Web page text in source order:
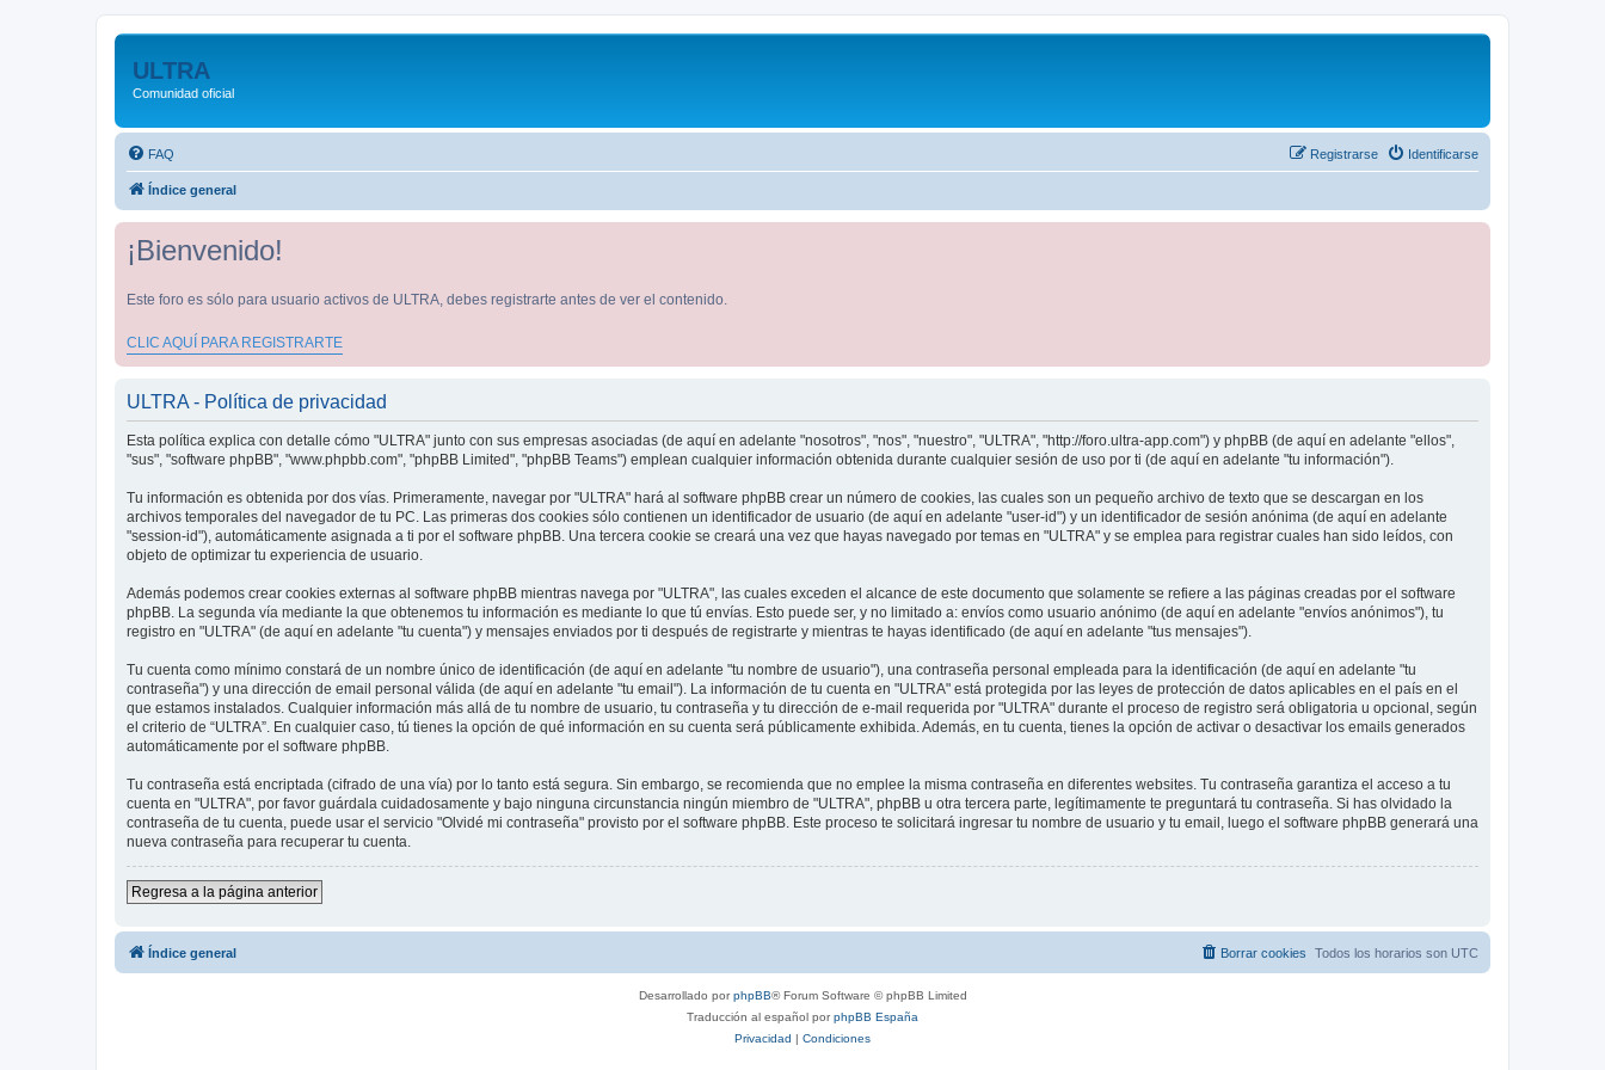
ULTRA
Comunidad oficial
FAQ Identificarse
Registrarse
Índice general
¡Bienvenido!
Este foro es sólo para usuario activos de ULTRA, debes registrarte antes de ver el contenido.
CLIC AQUÍ PARA REGISTRARTE
ULTRA - Política de privacidad
Esta política explica con detalle cómo "ULTRA" junto con sus empresas asociadas (de aquí en adelante "nosotros", "nos", "nuestro", "ULTRA", "http://foro.ultra-app.com") y phpBB (de aquí en adelante "ellos",
"sus", "software phpBB", "www.phpbb.com", "phpBB Limited", "phpBB Teams") emplean cualquier información obtenida durante cualquier sesión de uso por ti (de aquí en adelante "tu información").
Tu información es obtenida por dos vías. Primeramente, navegar por "ULTRA" hará al software phpBB crear un número de cookies, las cuales son un pequeño archivo de texto que se descargan en los
archivos temporales del navegador de tu PC. Las primeras dos cookies sólo contienen un identificador de usuario (de aquí en adelante "user-id") y un identificador de sesión anónima (de aquí en adelante
"session-id"), automáticamente asignada a ti por el software phpBB. Una tercera cookie se creará una vez que hayas navegado por temas en "ULTRA" y se emplea para registrar cuales han sido leídos, con
objeto de optimizar tu experiencia de usuario.
Además podemos crear cookies externas al software phpBB mientras navega por "ULTRA", las cuales exceden el alcance de este documento que solamente se refiere a las páginas creadas por el software
phpBB. La segunda vía mediante la que obtenemos tu información es mediante lo que tú envías. Esto puede ser, y no limitado a: envíos como usuario anónimo (de aquí en adelante "envíos anónimos"), tu
registro en "ULTRA" (de aquí en adelante "tu cuenta") y mensajes enviados por ti después de registrarte y mientras te hayas identificado (de aquí en adelante "tus mensajes").
Tu cuenta como mínimo constará de un nombre único de identificación (de aquí en adelante "tu nombre de usuario"), una contraseña personal empleada para la identificación (de aquí en adelante "tu
contraseña") y una dirección de email personal válida (de aquí en adelante "tu email"). La información de tu cuenta en "ULTRA" está protegida por las leyes de protección de datos aplicables en el país en el
que estamos instalados. Cualquier información más allá de tu nombre de usuario, tu contraseña y tu dirección de e-mail requerida por "ULTRA" durante el proceso de registro será obligatoria u opcional, según
el criterio de “ULTRA”. En cualquier caso, tú tienes la opción de qué información en su cuenta será públicamente exhibida. Además, en tu cuenta, tienes la opción de activar o desactivar los emails generados
automáticamente por el software phpBB.
Tu contraseña está encriptada (cifrado de una vía) por lo tanto está segura. Sin embargo, se recomienda que no emplee la misma contraseña en diferentes websites. Tu contraseña garantiza el acceso a tu
cuenta en "ULTRA", por favor guárdala cuidadosamente y bajo ninguna circunstancia ningún miembro de "ULTRA", phpBB u otra tercera parte, legítimamente te preguntará tu contraseña. Si has olvidado la
contraseña de tu cuenta, puede usar el servicio "Olvidé mi contraseña" provisto por el software phpBB. Este proceso te solicitará ingresar tu nombre de usuario y tu email, luego el software phpBB generará una
nueva contraseña para recuperar tu cuenta.
Regresa a la página anterior
Índice general Todos los horarios son UTC
Borrar cookies
Desarrollado porphpBB® Forum Software © phpBB Limited
Traducción al español porphpBB España
Privacidad | Condiciones